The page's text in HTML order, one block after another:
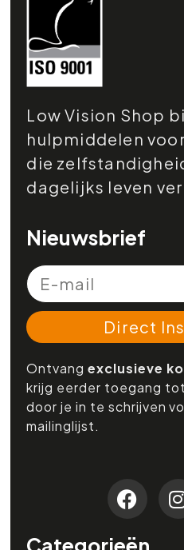
Low Vision Shop
hulpmiddelen
die
dagelijks leven
Nieuwsbrief
Direct
Ontvangexclusieve
krijg eerder toegang tot
door je in te schrijven
mailinglijst.